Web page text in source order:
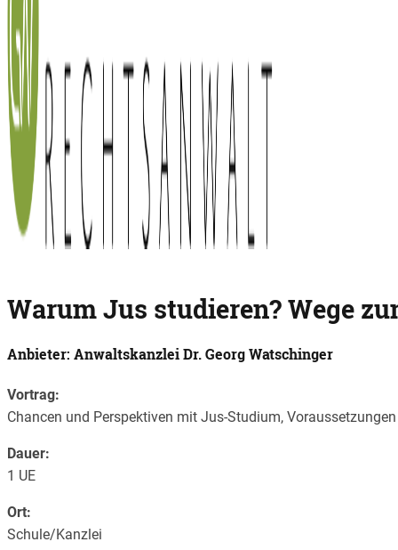
Warum Jus studieren? Wege
Anbieter: Anwaltskanzlei Dr. Georg Watschinger
Vortrag:
Chancen und Perspektiven mit Jus-Studium,
Dauer:
1 UE
Ort:
Schule/Kanzlei